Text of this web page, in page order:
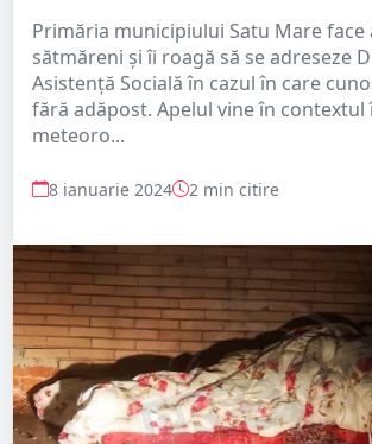
Primăria municipiului Satu Mare face
sătmăreni și îi roagă să se adreseze
Asistență Socială în cazul în care
fără adăpost. Apelul vine în contextul
meteoro...
8 ianuarie 2024 2 min citire